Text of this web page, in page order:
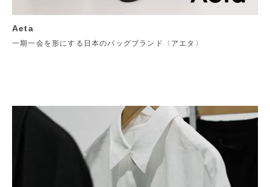
Aeta
一期一会を形にする日本のバッグブランド〈アエタ〉